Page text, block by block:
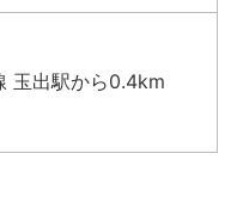
玉出駅から0.4km